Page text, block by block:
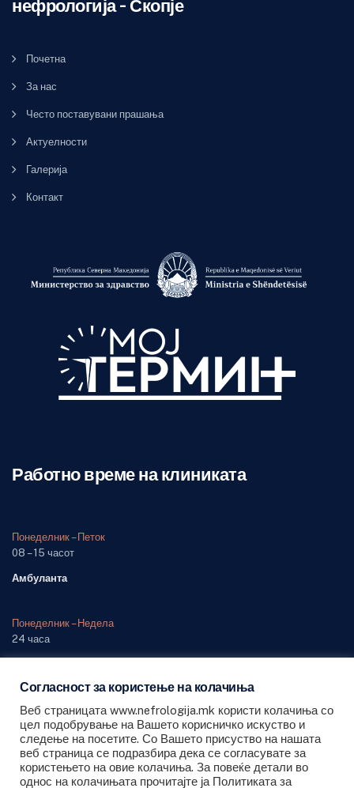
нефрологија – Скопје
Почетна
За нас
Често поставувани прашања
Актуелности
Галерија
Контакт
Работно време на клиниката
Понеделник – Петок
08 – 15 часот
Амбуланта
Понеделник – Недела
24 часа
All Rights Reserved © 2022 PHI University Clinic for Nephrology -
Skopje
Согласност за користење на колачиња
Веб страницата www.nefrologija.mk користи колачиња со
цел подобрување на Вашето корисничко искуство и
следење на посетите. Со Вашето присуство на нашата
веб страница се подразбира дека се согласувате за
користењето на овие колачиња. За повеќе детали во
однос на колачињата прочитајте ја Политиката за